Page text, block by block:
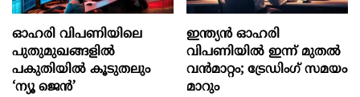
ഓഹരി വിപണിയിലെ
പുതുമുഖങ്ങളിൽ
പകുതിയിൽ കൂടുതലും
‘ന്യൂ ജെൻ’
ഇന്ത്യൻ ഓഹരി
വിപണിയിൽ ഇന്ന് മുതൽ
വൻമാറ്റം; ട്രേഡിംഗ് സമയം
മാറും